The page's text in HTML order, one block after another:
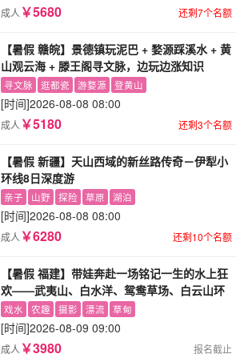
成人 ￥5680 还剩7个名额
【暑假 赣皖】景德镇玩泥巴 + 婺源踩溪水 + 黄
山观云海 + 滕王阁寻文脉，边玩边涨知识
寻文脉 逛都瓷 游婺源 登黄山
[时间]2026-08-08 08:00
成人 ￥5180 还剩3个名额
【暑假 新疆】天山西域的新丝路传奇－伊犁小
环线8日深度游
亲子 山野 探险 草原 湖泊
[时间]2026-08-08 08:00
成人 ￥6280 还剩10个名额
【暑假 福建】带娃奔赴一场铭记一生的水上狂
欢——武夷山、白水洋、鸳鸯草场、白云山环
线7日游
戏水 农趣 摄影 漂流 草甸
[时间]2026-08-09 09:00
成人 ￥3980 报名截止